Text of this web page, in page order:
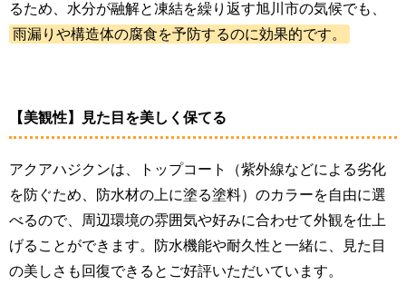
るため、水分が融解と凍結を繰り返す旭川市の気候でも、
雨漏りや構造体の腐食を予防するのに効果的です。
【美観性】見た目を美しく保てる
アクアハジクンは、トップコート（紫外線などによる劣化
を防ぐため、防水材の上に塗る塗料）のカラーを自由に選
べるので、周辺環境の雰囲気や好みに合わせて外観を仕上
げることができます。防水機能や耐久性と一緒に、見た目
の美しさも回復できるとご好評いただいています。